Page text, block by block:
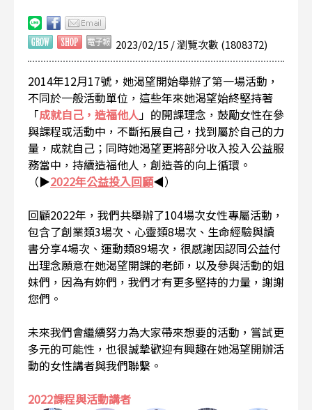
2023/02/15 / 瀏覽次數 (1808372)
2014年12月17號，她渴望開始舉辦了第一場活動，
不同於一般活動單位，這些年來她渴望始終堅持著
「成就自己，造福他人 」的開課理念，鼓勵女性在參
與課程或活動中，不斷拓展自己，找到屬於自己的力
量，成就自己；同時她渴望更將部分收入投入公益服
務當中，持續造福他人，創造善的向上循環。
（▶2022年公益投入回顧◀）
回顧2022年，我們共舉辦了104場次女性專屬活動，
包含了創業類3場次、心靈類8場次、生命經驗與讀
書分享4場次、運動類89場次，很感謝因認同公益付
出理念願意在她渴望開課的老師，以及參與活動的姐
妹們，因為有妳們，我們才有更多堅持的力量，謝謝
您們。
未來我們會繼續努力為大家帶來想要的活動，嘗試更
多元的可能性，也很誠摯歡迎有興趣在她渴望開辦活
動的女性講者與我們聯繫。
2022課程與活動講者